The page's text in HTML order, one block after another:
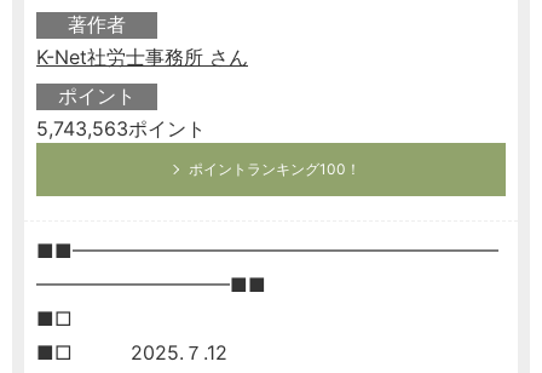
著作者
K-Net社労士事務所 さん
ポイント
5,743,563ポイント
ポイントランキング100！
■■━━━━━━━━━━━━━━━━━━━━━━
━━━━━━━━━━■■
■□
■□ 2025.７.12